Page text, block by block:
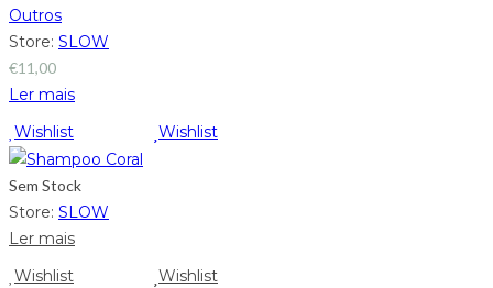
Outros
Store: SLOW
€11,00
Ler mais
Wishlist
Wishlist
Sem Stock
Store: SLOW
Ler mais
Wishlist
Wishlist